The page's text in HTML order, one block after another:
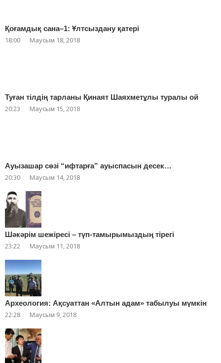
Қоғамдық сана–1: Ұлтсыздану қатері
18:00 Маусым 18, 2018
Туған тілдің тарланы Қинаят Шаяхметұлы туралы ой
20:23 Маусым 15, 2018
Ауызашар сөзі “ифтарға” ауыспасын десек…
20:30 Маусым 14, 2018
Шәкәрім шежіресі – түп-тамырымыздың тірегі
23:22 Маусым 11, 2018
Археология: Ақсуаттан «Алтын адам» табылуы мүмкін
22:28 Маусым 9, 2018